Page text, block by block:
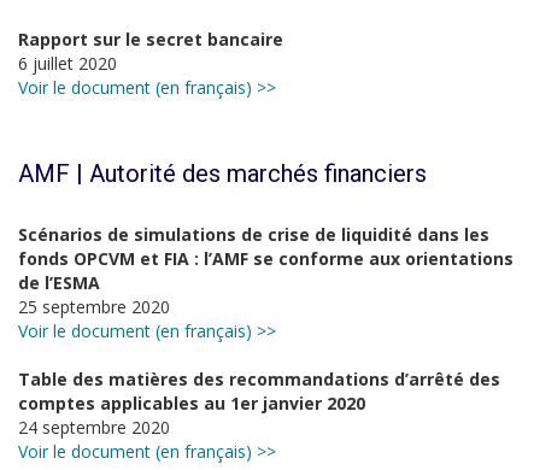
Rapport sur le secret bancaire
6 juillet 2020
Voir le document (en français) >>
AMF | Autorité des marchés financiers
Scénarios de simulations de crise de liquidité dans les
fonds OPCVM et FIA : l’AMF se conforme aux orientations
de l’ESMA
25 septembre 2020
Voir le document (en français) >>
Table des matières des recommandations d’arrêté des
comptes applicables au 1er janvier 2020
24 septembre 2020
Voir le document (en français) >>